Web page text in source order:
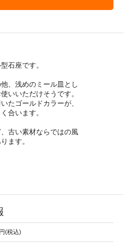
石座です。
、浅めのミール皿とし
いいただけそうです。
たゴールドカラーが、
合います。
古い素材ならではの風
ます。
(税込)